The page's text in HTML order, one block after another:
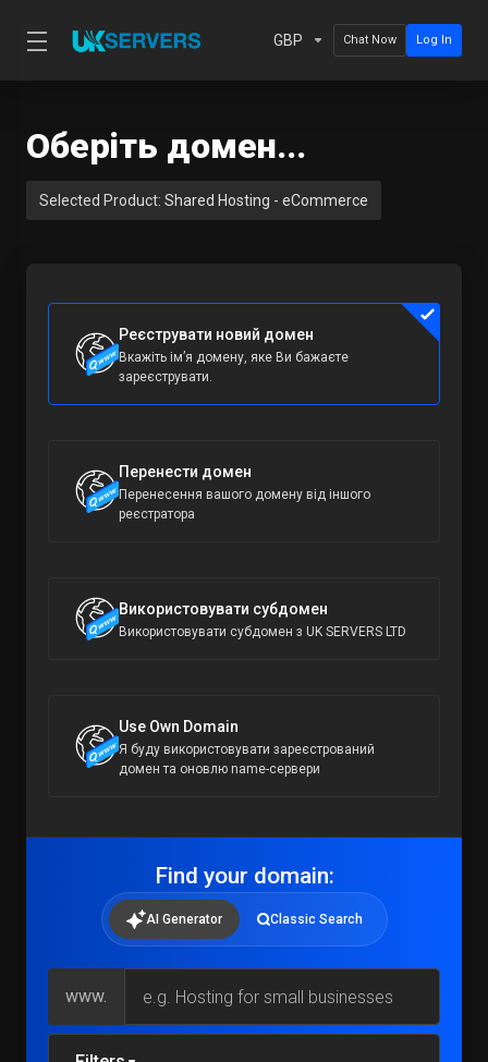
GBP Chat Now Log In
Оберіть домен...
Selected Product: Shared Hosting - eCommerce
Реєструвати новий домен
Вкажіть ім’я домену, яке Ви бажаєте
зареєструвати.
Перенести домен
Перенесення вашого домену від іншого
реєстратора
Використовувати субдомен
Використовувати субдомен з UK SERVERS LTD
Use Own Domain
Я буду використовувати зареєстрований
домен та оновлю name-сервери
Find your domain:
AI Generator Classic Search
www.